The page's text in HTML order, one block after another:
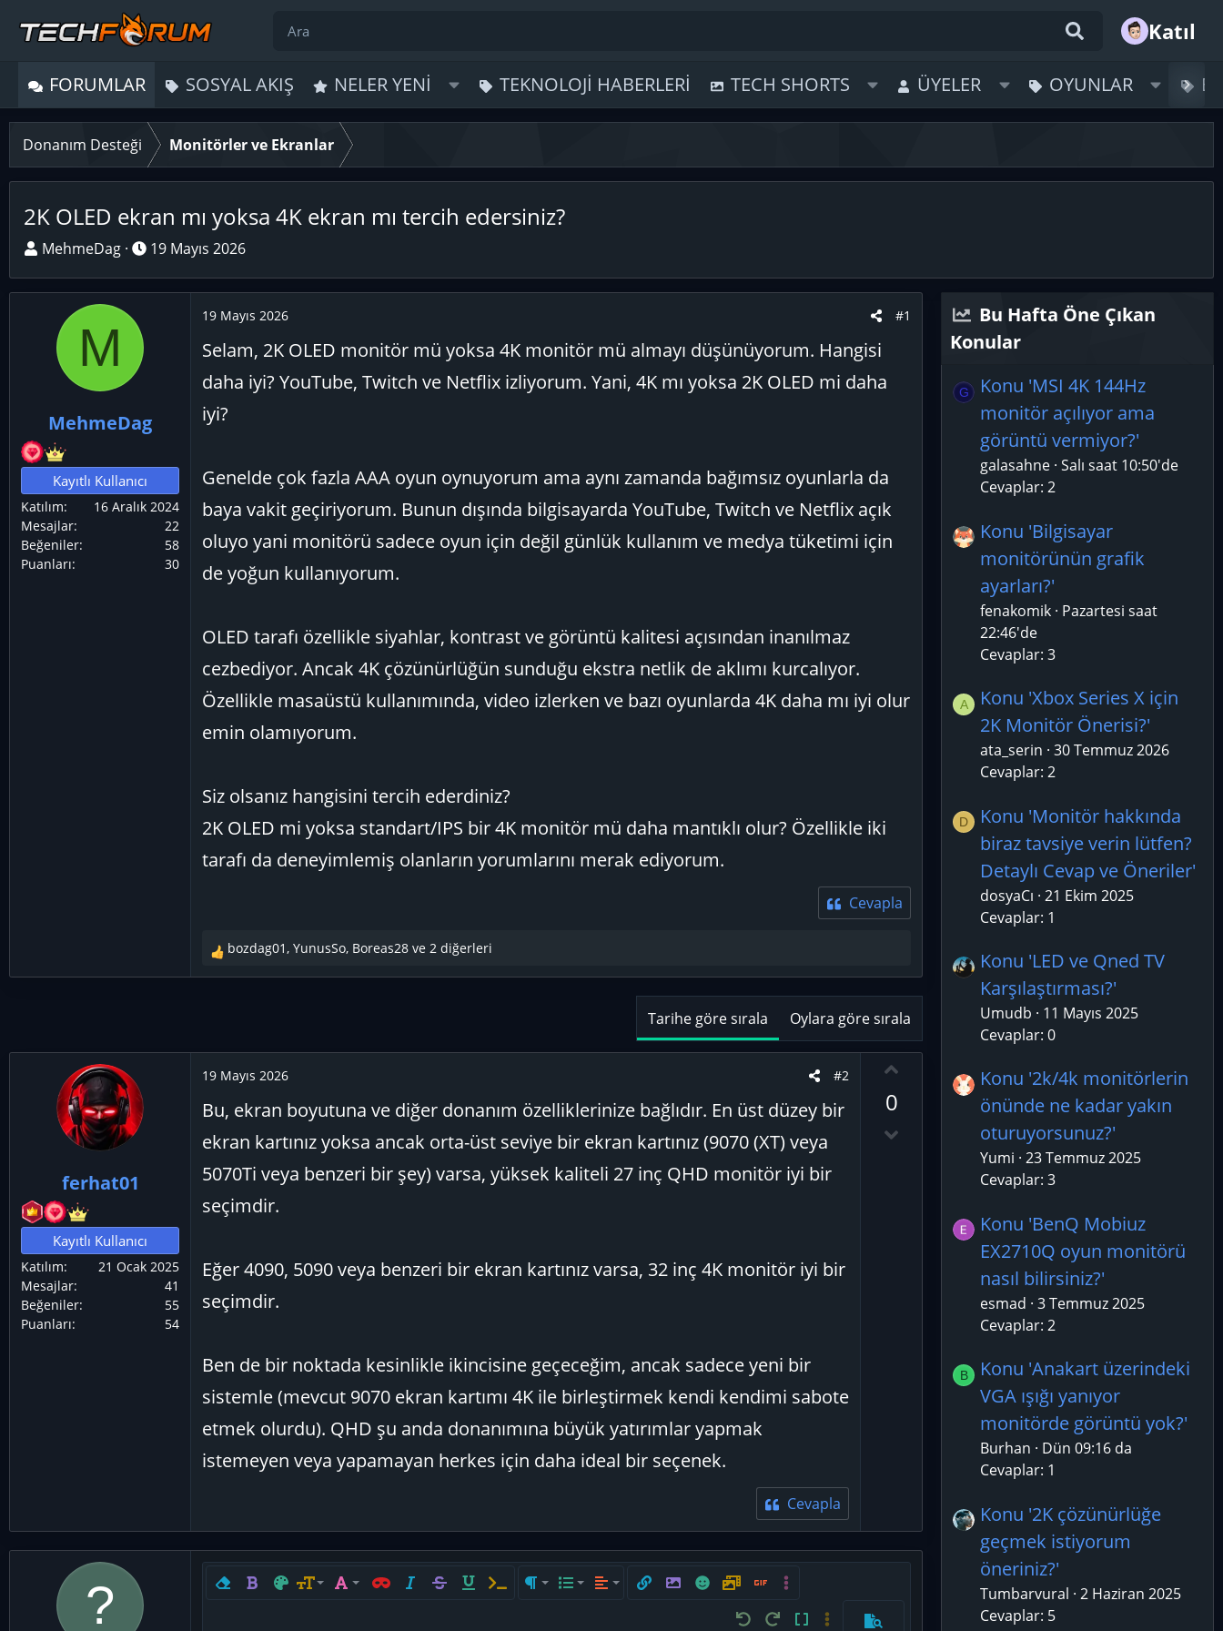
Katıl
FORUMLAR SOSYAL AKIŞ NELER YENI TEKNOLOJI HABERLERI TECH SHORTS ÜYELER OYUNLAR
Donanım Desteği Monitörler ve Ekranlar
2K OLED ekran mı yoksa 4K ekran mı tercih edersiniz?
K
n
l
a
a
n
MehmeDag
B
ş
ç
a
i
19 Mayıs 2026
M
MehmeDag
Kayıtlı Kullanıcı
Katılım
16 Aralık 2024
Mesajlar
22
Beğeniler
58
Puanları
30
19 Mayıs 2026 #1
Selam, 2K OLED monitör mü yoksa 4K monitör mü almayı düşünüyorum. Hangisi
daha iyi? YouTube, Twitch ve Netflix izliyorum. Yani, 4K mı yoksa 2K OLED mi daha
iyi?
Genelde çok fazla AAA oyun oynuyorum ama aynı zamanda bağımsız oyunlarla da
baya vakit geçiriyorum. Bunun dışında bilgisayarda YouTube, Twitch ve Netflix açık
oluyo yani monitörü sadece oyun için değil günlük kullanım ve medya tüketimi için
de yoğun kullanıyorum.
OLED tarafı özellikle siyahlar, kontrast ve görüntü kalitesi açısından inanılmaz
cezbediyor. Ancak 4K çözünürlüğün sunduğu ekstra netlik de aklımı kurcalıyor.
Özellikle masaüstü kullanımında, video izlerken ve bazı oyunlarda 4K daha mı iyi olur
emin olamıyorum.
Siz olsanız hangisini tercih ederdiniz?
2K OLED mi yoksa standart/IPS bir 4K monitör mü daha mantıklı olur? Özellikle iki
tarafı da deneyimlemiş olanların yorumlarını merak ediyorum.
Cevapla
T
e
l
e
:
bozdag01, YunusSo, Boreas28 ve 2 diğerleri
Tarihe göre sırala Oylara göre sırala
ferhat01
Kayıtlı Kullanıcı
Katılım
21 Ocak 2025
Mesajlar
41
Beğeniler
55
Puanları
54
19 Mayıs 2026 #2
Bu, ekran boyutuna ve diğer donanım özelliklerinize bağlıdır. En üst düzey bir
ekran kartınız yoksa ancak orta-üst seviye bir ekran kartınız (9070 (XT) veya
5070Ti veya benzeri bir şey) varsa, yüksek kaliteli 27 inç QHD monitör iyi bir
seçimdir.
Eğer 4090, 5090 veya benzeri bir ekran kartınız varsa, 32 inç 4K monitör iyi bir
seçimdir.
Ben de bir noktada kesinlikle ikincisine geçeceğim, ancak sadece yeni bir
sistemle (mevcut 9070 ekran kartımı 4K ile birleştirmek kendi kendimi sabote
etmek olurdu). QHD şu anda donanımına büyük yatırımlar yapmak
istemeyen veya yapamayan herkes için daha ideal bir seçenek.
Cevapla
0
Biçimlendirmeyi kaldır
Kalın Metin rengi
Yazı boyutuYazı tipiSatır içi spoiler
Yatık Üzeri çizik
Altını çizSatır içi kodParagraf biçimi
List Hizalama yötemleri
Bağlantı ekle
Resim ekle
İfadelerMedyaGIF ekleDaha fazla seçenek…
Geri alileri alBB Kod aç/kapat
Daha fazla seçenek…
Önizleme
Bu Hafta Öne Çıkan
Konular
G
Konu 'MSI 4K 144Hz
monitör açılıyor ama
görüntü vermiyor?'
galasahne Salı saat 10:50'de
Cevaplar: 2
Konu 'Bilgisayar
monitörünün grafik
ayarları?'
fenakomik Pazartesi saat
22:46'de
Cevaplar: 3
A
Konu 'Xbox Series X için
2K Monitör Önerisi?'
ata_serin 30 Temmuz 2026
Cevaplar: 2
D
Konu 'Monitör hakkında
biraz tavsiye verin lütfen?
Detaylı Cevap ve Öneriler'
dosyaCı 21 Ekim 2025
Cevaplar: 1
Konu 'LED ve Qned TV
Karşılaştırması?'
Umudb
11 Mayıs 2025
Cevaplar: 0
Konu '2k/4k monitörlerin
önünde ne kadar yakın
oturuyorsunuz?'
Yumi 23 Temmuz 2025
Cevaplar: 3
Konu 'BenQ Mobiuz
EX2710Q oyun monitörü
nasıl bilirsiniz?'
esmad 3 Temmuz 2025
Cevaplar: 2
B
Konu 'Anakart üzerindeki
VGA ışığı yanıyor
monitörde görüntü yok?'
Burhan
Dün 09:16 da
Cevaplar: 1
Konu '2K çözünürlüğe
geçmek istiyorum
öneriniz?'
Tumbarvural 2 Haziran 2025
Cevaplar: 5